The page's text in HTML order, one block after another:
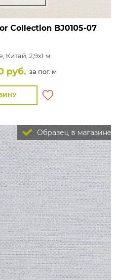
Collection BJ0105-07
Китай, 2,9x1 м
руб. за пог. м
Образец в магазине